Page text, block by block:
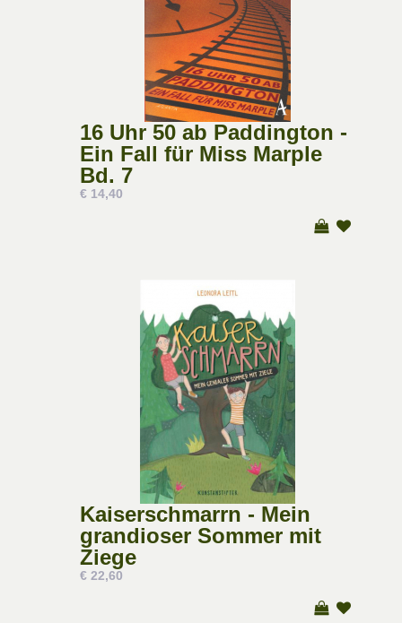
16 Uhr 50 ab Paddington -
Ein Fall für Miss Marple
Bd. 7
€ 14,40
Kaiserschmarrn - Mein
grandioser Sommer mit
Ziege
€ 22,60